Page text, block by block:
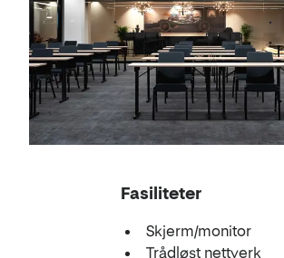
Fasiliteter
Skjerm/monitor
Trådløst nettverk